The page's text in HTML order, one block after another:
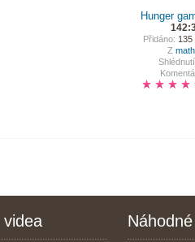
Hunger
Přidáno: 135
Z
videa